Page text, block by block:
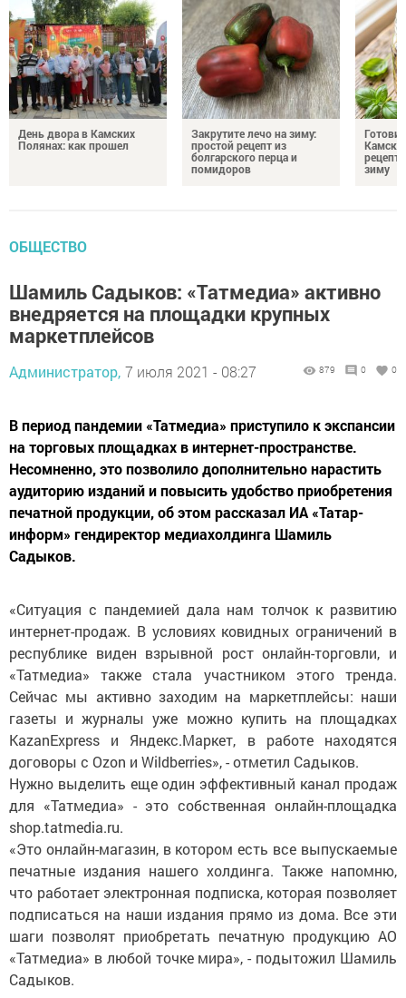
День двора в Камских
Полянах: как прошел
Закрутите лечо на зиму:
простой рецепт из
болгарского перца и
помидоров
зиму
ОБЩЕСТВО
Шамиль Садыков: «Татмедиа» активно
внедряется на площадки крупных
маркетплейсов
Администратор, 7 июля 2021 - 08:27 879 0 0
В период пандемии «Татмедиа» приступило к экспансии
на торговых площадках в интернет-пространстве.
Несомненно, это позволило дополнительно нарастить
аудиторию изданий и повысить удобство приобретения
печатной продукции, об этом рассказал ИА «Татар-
информ» гендиректор медиахолдинга Шамиль
Садыков.
«Ситуация с пандемией дала нам толчок к развитию
интернет-продаж. В условиях ковидных ограничений в
республике виден взрывной рост онлайн-торговли, и
«Татмедиа» также стала участником этого тренда.
Сейчас мы активно заходим на маркетплейсы: наши
газеты и журналы уже можно купить на площадках
KazanExpress и Яндекс.Маркет, в работе находятся
договоры с Ozon и Wildberries», - отметил Садыков.
Нужно выделить еще один эффективный канал продаж
для «Татмедиа» - это собственная онлайн-площадка
shop.tatmedia.ru.
«Это онлайн-магазин, в котором есть все выпускаемые
печатные издания нашего холдинга. Также напомню,
что работает электронная подписка, которая позволяет
подписаться на наши издания прямо из дома. Все эти
шаги позволят приобретать печатную продукцию АО
«Татмедиа» в любой точке мира», - подытожил Шамиль
Садыков.